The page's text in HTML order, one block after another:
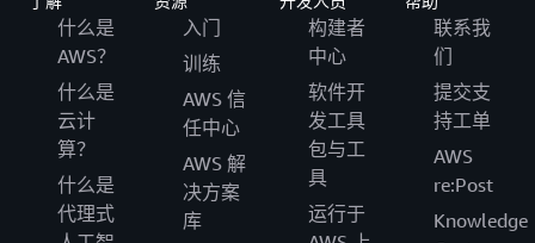
什么是
AWS？
什么是
云计
算？
什么是
代理式
入门
训练
AWS 信
任中心
AWS 解
决方案
库
构建者
中心
软件开
发工具
包与工
具
运行于
联系我
们
提交支
持工单
AWS
re:Post
Knowledge